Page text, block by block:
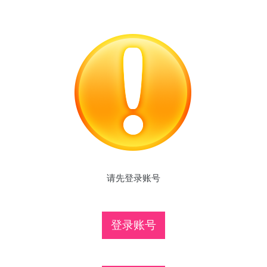
请先登录账号
登录账号